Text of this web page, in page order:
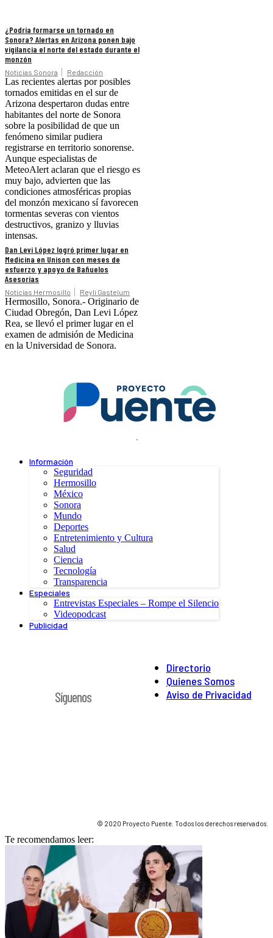
¿Podría formarse un tornado en
Sonora? Alertas en Arizona ponen bajo
vigilancia el norte del estado durante el
monzón
Noticias Sonora Redacción
Las recientes alertas por posibles
tornados emitidas en el sur de
Arizona despertaron dudas entre
habitantes del norte de Sonora
sobre la posibilidad de que un
fenómeno similar pudiera
registrarse en territorio sonorense.
Aunque especialistas de
MeteoAlert aclaran que el riesgo es
muy bajo, advierten que las
condiciones atmosféricas propias
del monzón mexicano sí favorecen
tormentas severas con vientos
destructivos, granizo y lluvias
intensas.
Dan Levi López logró primer lugar en
Medicina en Unison con meses de
esfuerzo y apoyo de Bañuelos
Asesorías
Noticias Hermosillo Reyli Gastelum
Hermosillo, Sonora.- Originario de
Ciudad Obregón, Dan Levi López
Rea, se llevó el primer lugar en el
examen de admisión de Medicina
en la Universidad de Sonora.
.
Información
Seguridad
Hermosillo
México
Sonora
Mundo
Deportes
Entretenimiento y Cultura
Salud
Ciencia
Tecnología
Transparencia
Especiales
Entrevistas Especiales – Rompe el Silencio
Videopodcast
Publicidad
Directorio
Quienes Somos
Aviso de Privacidad
Síguenos
© 2020 Proyecto Puente. Todos los derechos reservados.
Te recomendamos leer: